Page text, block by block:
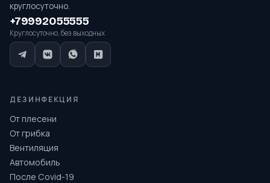
круглосуточно.
+79992055555
Круглосуточно, без выходных
ДЕЗИНФЕКЦИЯ
От плесени
От грибка
Вентиляция
Автомобиль
После Covid-19